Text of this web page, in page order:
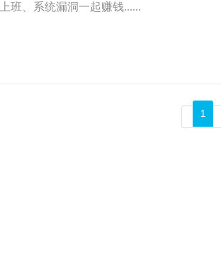
班、系统漏洞一起赚钱......
1